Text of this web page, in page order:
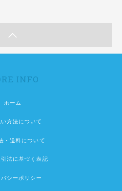
INFO
ホーム
方法について
・送料について
法に基づく表記
シーポリシー